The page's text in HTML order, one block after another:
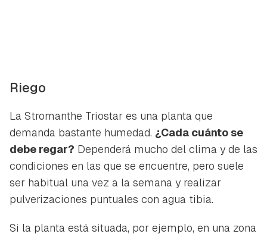
Riego
La Stromanthe Triostar es una planta que
demanda bastante humedad. ¿Cada cuánto se
debe regar? Dependerá mucho del clima y de las
condiciones en las que se encuentre, pero suele
ser habitual una vez a la semana y realizar
pulverizaciones puntuales con agua tibia.
Si la planta está situada, por ejemplo, en una zona